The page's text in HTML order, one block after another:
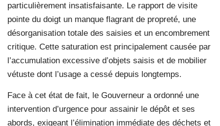
particulièrement insatisfaisante. Le rapport de visite
pointe du doigt un manque flagrant de propreté, une
désorganisation totale des saisies et un encombrement
critique. Cette saturation est principalement causée par
l’accumulation excessive d’objets saisis et de mobilier
vétuste dont l’usage a cessé depuis longtemps.
Face à cet état de fait, le Gouverneur a ordonné une
intervention d’urgence pour assainir le dépôt et ses
abords, exigeant l’élimination immédiate des déchets et